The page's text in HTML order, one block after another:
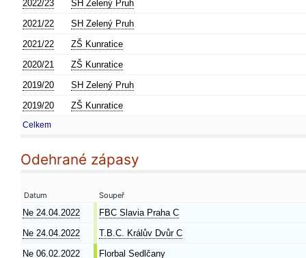
2022/23
SH Zelený Pruh
2021/22
SH Zelený Pruh
2021/22
ZŠ Kunratice
2020/21
ZŠ Kunratice
2019/20
SH Zelený Pruh
2019/20
ZŠ Kunratice
Celkem
Odehrané zápasy
Datum Soupeř
Ne 24.04.2022
FBC Slavia Praha C
Ne 24.04.2022
T.B.C. Králův Dvůr C
Ne 06.02.2022
Florbal Sedlčany